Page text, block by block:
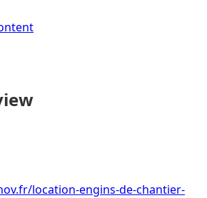
location-engins-de-chantier-